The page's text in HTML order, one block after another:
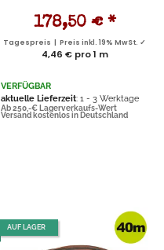
178,50 € *
Tagespreis | Preis inkl. 19% MwSt. ✓
4,46 € pro 1 m
VERFÜGBAR
aktuelle Lieferzeit: 1 - 3 Werktage
Ab 250,-€ Lagerverkaufs-Wert
Versand kostenlos in Deutschland
AUF LAGER